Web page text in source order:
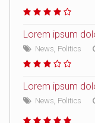
Lorem ipsum
News Politics
Lorem ipsum
News Politics